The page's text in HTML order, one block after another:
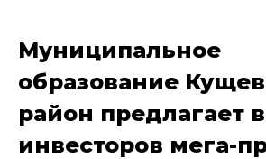
Муниципальное
образование
район предлагает
инвесторов мега-